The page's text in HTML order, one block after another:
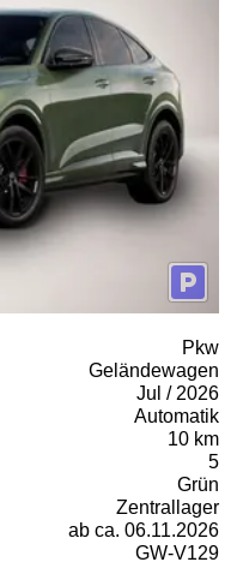
Pkw
Geländewagen
Jul / 2026
Automatik
10 km
5
Grün
Zentrallager
ab ca. 06.11.2026
GW-V129